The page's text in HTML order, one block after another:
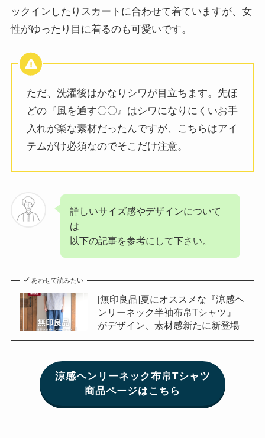
ックインしたりスカートに合わせて着ていますが、女
性がゆったり目に着るのも可愛いです。
ただ、洗濯後はかなりシワが目立ちます。先ほ
どの『風を通す〇〇』はシワになりにくいお手
入れが楽な素材だったんですが、こちらはアイ
テムがけ必須なのでそこだけ注意。
詳しいサイズ感やデザインについて
は
以下の記事を参考にして下さい。
あわせて読みたい
[無印良品]夏にオススメな『涼感ヘ
ンリーネック半袖布帛Tシャツ』
がデザイン、素材感新たに新登場
涼感ヘンリーネック布帛Tシャツ
商品ページはこちら